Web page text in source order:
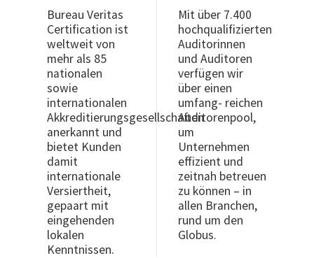
Bureau Veritas
Certification ist
weltweit von
mehr als 85
nationalen
sowie
internationalen
Akkreditierungsgesellschaften
anerkannt und
bietet Kunden
damit
internationale
Versiertheit,
gepaart mit
eingehenden
lokalen
Kenntnissen.
Mit über 7.400
hochqualifizierten
Auditorinnen
und Auditoren
verfügen wir
über einen
umfang- reichen
Auditorenpool,
um
Unternehmen
effizient und
zeitnah betreuen
zu können – in
allen Branchen,
rund um den
Globus.